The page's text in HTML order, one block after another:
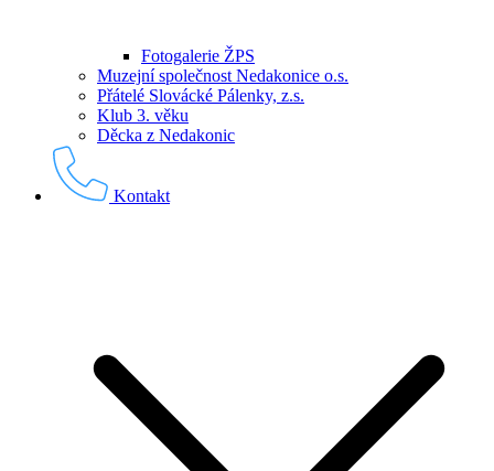
Fotogalerie ŽPS
Muzejní společnost Nedakonice o.s.
Přátelé Slovácké Pálenky, z.s.
Klub 3. věku
Děcka z Nedakonic
Kontakt